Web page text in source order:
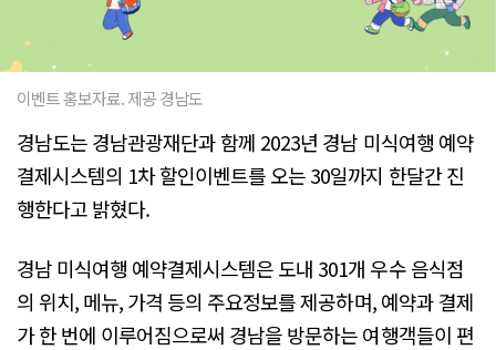
이벤트 홍보자료. 제공 경남도
경남도는 경남관광재단과 함께 2023년 경남 미식여행 예약
결제시스템의 1차 할인이벤트를 오는 30일까지 한달간 진
행한다고 밝혔다.
경남 미식여행 예약결제시스템은 도내 301개 우수 음식점
의 위치, 메뉴, 가격 등의 주요정보를 제공하며, 예약과 결제
가 한 번에 이루어짐으로써 경남을 방문하는 여행객들이 편